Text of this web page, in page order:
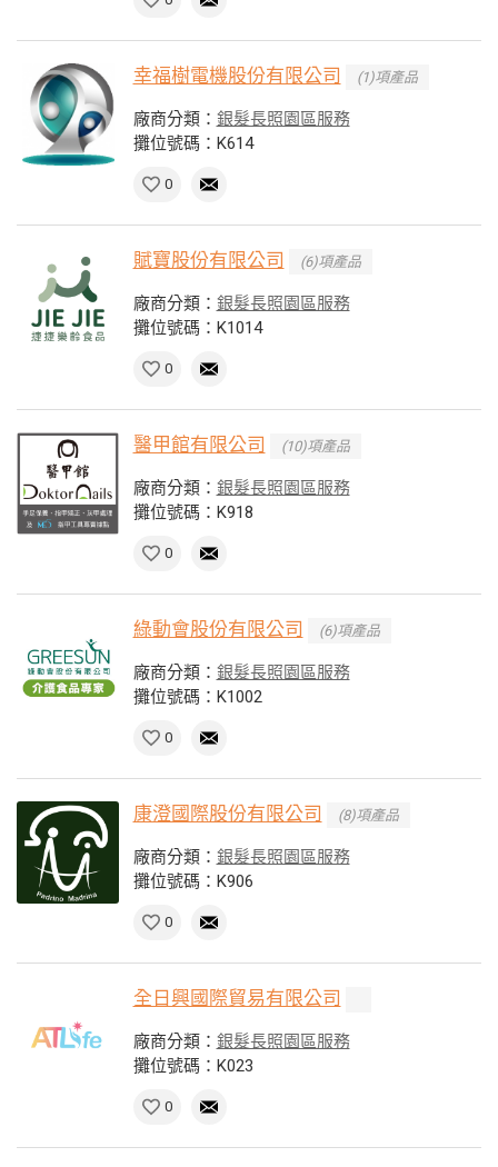
幸福樹電機股份有限公司 (1)項產品
廠商分類： 銀髮長照園區服務
攤位號碼：K614
0
賦寶股份有限公司 (6)項產品
廠商分類： 銀髮長照園區服務
攤位號碼：K1014
0
醫甲館有限公司 (10)項產品
廠商分類： 銀髮長照園區服務
攤位號碼：K918
0
綠動會股份有限公司 (6)項產品
廠商分類： 銀髮長照園區服務
攤位號碼：K1002
0
康澄國際股份有限公司 (8)項產品
廠商分類： 銀髮長照園區服務
攤位號碼：K906
0
全日興國際貿易有限公司
廠商分類： 銀髮長照園區服務
攤位號碼：K023
0